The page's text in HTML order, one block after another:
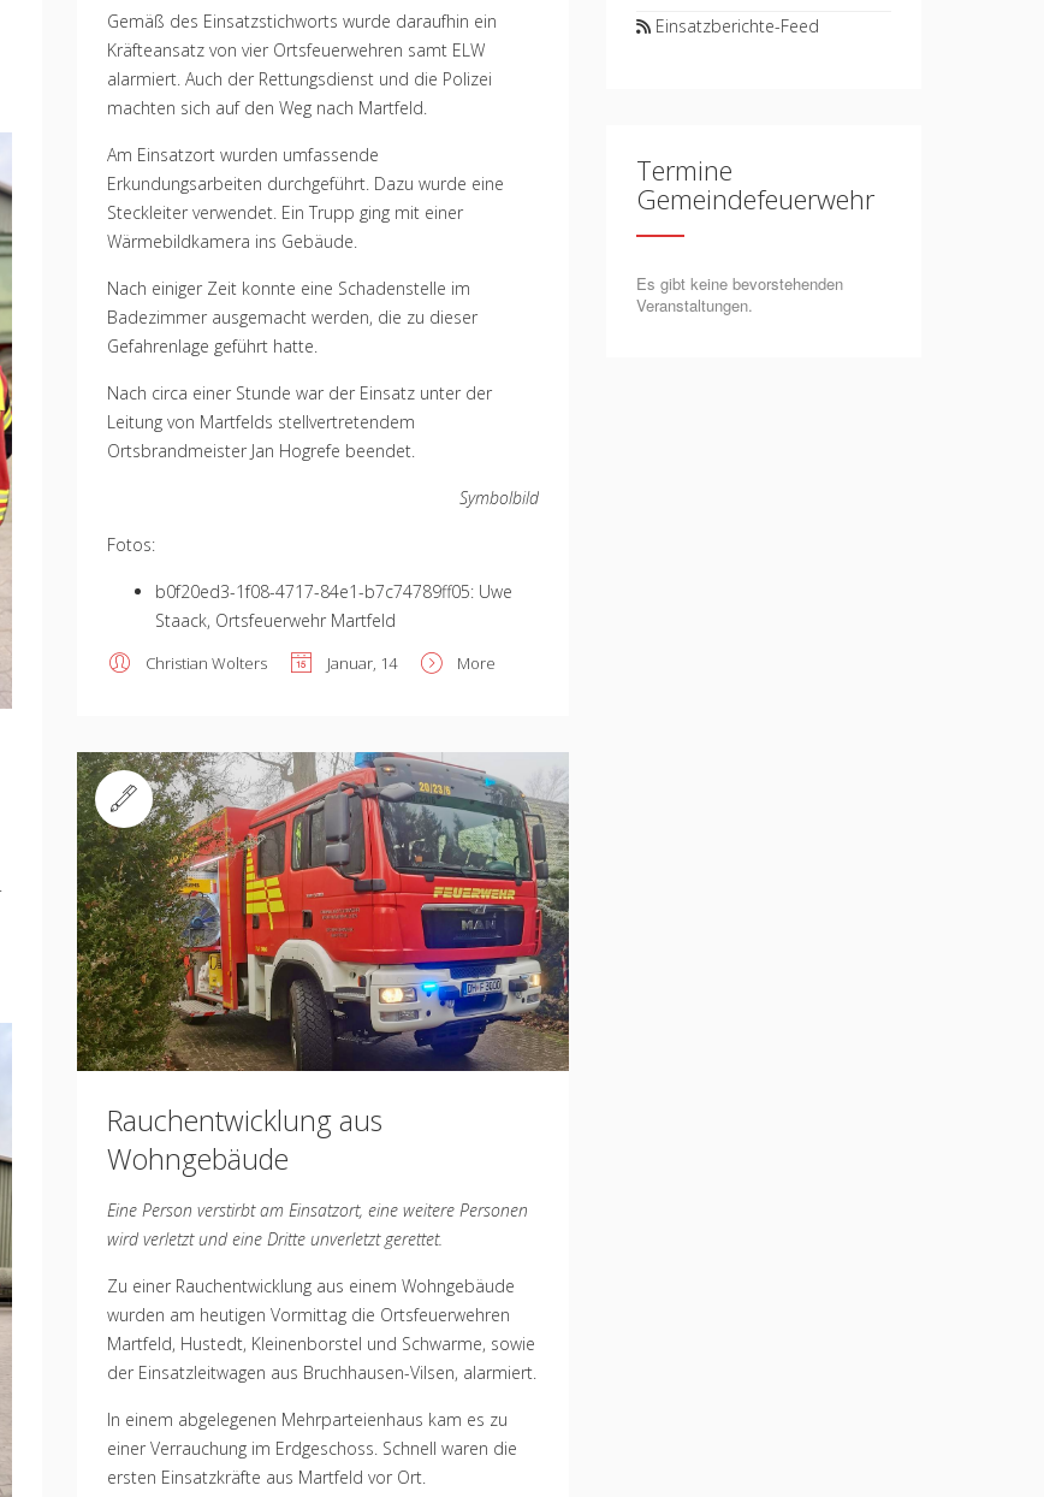
Gemäß des Einsatzstichworts wurde daraufhin ein
Kräfteansatz von vier Ortsfeuerwehren samt ELW
alarmiert. Auch der Rettungsdienst und die Polizei
machten sich auf den Weg nach Martfeld.
Am Einsatzort wurden umfassende
Erkundungsarbeiten durchgeführt. Dazu wurde eine
Steckleiter verwendet. Ein Trupp ging mit einer
Wärmebildkamera ins Gebäude.
Nach einiger Zeit konnte eine Schadenstelle im
Badezimmer ausgemacht werden, die zu dieser
Gefahrenlage geführt hatte.
Nach circa einer Stunde war der Einsatz unter der
Leitung von Martfelds stellvertretendem
Ortsbrandmeister Jan Hogrefe beendet.
Symbolbild
Fotos:
b0f20ed3-1f08-4717-84e1-b7c74789ff05: Uwe
Staack, Ortsfeuerwehr Martfeld
Christian Wolters Januar, 14 More
Standard
Rauchentwicklung aus
Wohngebäude
Eine Person verstirbt am Einsatzort, eine weitere Personen
wird verletzt und eine Dritte unverletzt gerettet.
Zu einer Rauchentwicklung aus einem Wohngebäude
wurden am heutigen Vormittag die Ortsfeuerwehren
Martfeld, Hustedt, Kleinenborstel und Schwarme, sowie
der Einsatzleitwagen aus Bruchhausen-Vilsen, alarmiert.
In einem abgelegenen Mehrparteienhaus kam es zu
einer Verrauchung im Erdgeschoss. Schnell waren die
ersten Einsatzkräfte aus Martfeld vor Ort.
Einsatzberichte-Feed
Termine
Gemeindefeuerwehr
Es gibt keine bevorstehenden
Veranstaltungen.